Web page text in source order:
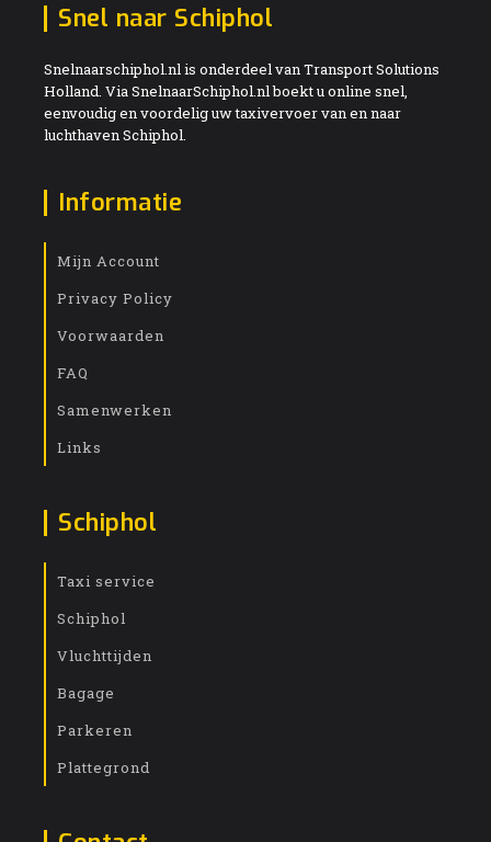
Snel naar Schiphol
Snelnaarschiphol.nl is onderdeel van Transport Solutions
Holland. Via SnelnaarSchiphol.nl boekt u online snel,
eenvoudig en voordelig uw taxivervoer van en naar
luchthaven Schiphol.
Informatie
Mijn Account
Privacy Policy
Voorwaarden
FAQ
Samenwerken
Links
Schiphol
Taxi service
Schiphol
Vluchttijden
Bagage
Parkeren
Plattegrond